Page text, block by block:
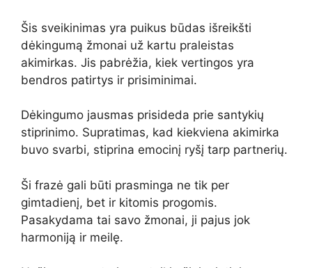
Šis sveikinimas yra puikus būdas išreikšti
dėkingumą žmonai už kartu praleistas
akimirkas. Jis pabrėžia, kiek vertingos yra
bendros patirtys ir prisiminimai.
Dėkingumo jausmas prisideda prie santykių
stiprinimo. Supratimas, kad kiekviena akimirka
buvo svarbi, stiprina emocinį ryšį tarp partnerių.
Ši frazė gali būti prasminga ne tik per
gimtadienį, bet ir kitomis progomis.
Pasakydama tai savo žmonai, ji pajus jok
harmoniją ir meilę.